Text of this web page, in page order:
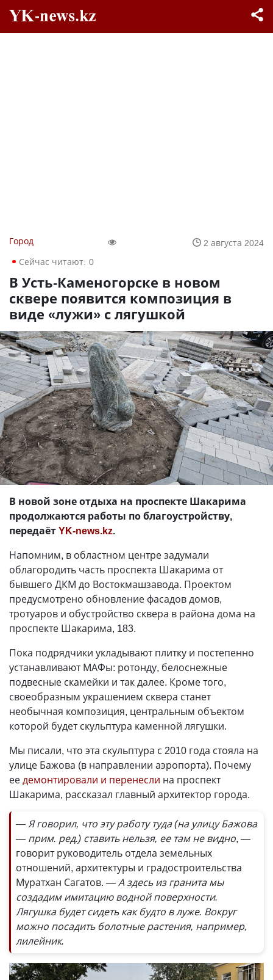
Город
2 августа 2024
Сейчас читают: 0
В Усть-Каменогорске в новом
сквере появится композиция в
виде «лужи» с лягушкой
В новой зоне отдыха на проспекте Шакарима
продолжаются работы по благоустройству,
передаётYK-news.kz.
Напомним, в областном центре задумали
облагородить часть проспекта Шакарима от
бывшего ДКМ до Востокмашзавода. Проектом
предусмотрено обновление фасадов домов,
тротуаров и обустройство сквера в района дома на
проспекте Шакарима, 183.
Пока подрядчики укладывают плитку и постепенно
устанавливают МАФы: ротонду, белоснежные
подвесные скамейки и так далее. Кроме того,
своеобразным украшением сквера станет
необычная композиция, центральным объектом
которой будет скульптура каменной лягушки.
Мы писали, что эта скульптура с 2010 года стояла на
улице Бажова (в направлении аэропорта). Почему
еедемонтировали и перенесли на проспект
Шакарима, рассказал главный архитектор города.
— Я говорил, что эту работу туда (на улицу Бажова
— прим. ред.) ставить нельзя, ее там не видно, —
говорит руководитель отдела земельных
отношений, архитектуры и градостроительства
Муратхан Сагатов. — А здесь из гранита мы
создадим имитацию водной поверхности.
Лягушка будет сидеть как будто в луже. Вокруг
можно посадить болотные растения, например,
лилейник.